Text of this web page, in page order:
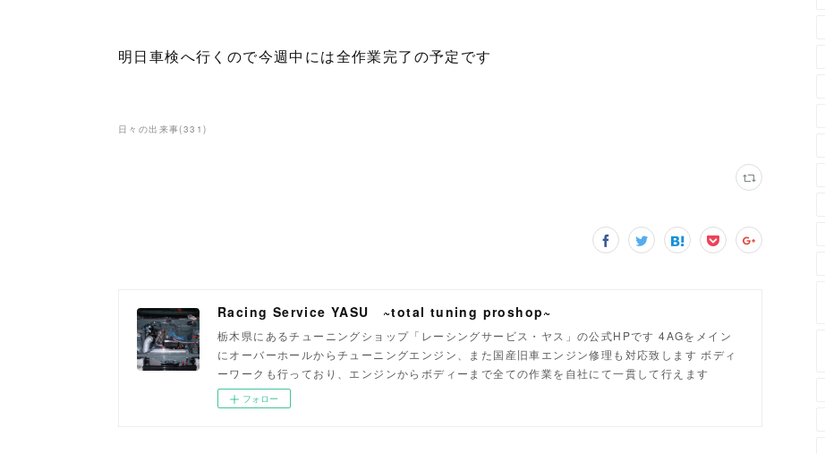
明日車検へ行くので今週中には全作業完了の予定です
日々の出来事(331)
Racing Service YASU ~total tuning proshop~
栃木県にあるチューニングショップ「レーシングサービス・ヤス」の公式HPです 4AGをメイン
にオーバーホールからチューニングエンジン、また国産旧車エンジン修理も対応致します ボディ
ーワークも行っており、エンジンからボディーまで全ての作業を自社にて一貫して行えます
フォロー